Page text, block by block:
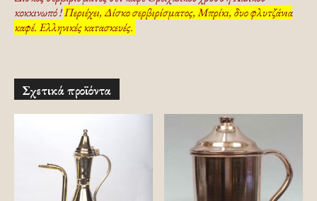
κοκκινωπό !Περιέχει, Δίσκο σερβιρίσματος, Μπρίκι, δυο φλυτζάνια
καφέ. Ελληνικές κατασκευές.
Σχετικά προϊόντα